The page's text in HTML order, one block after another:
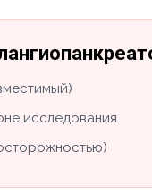
исследования